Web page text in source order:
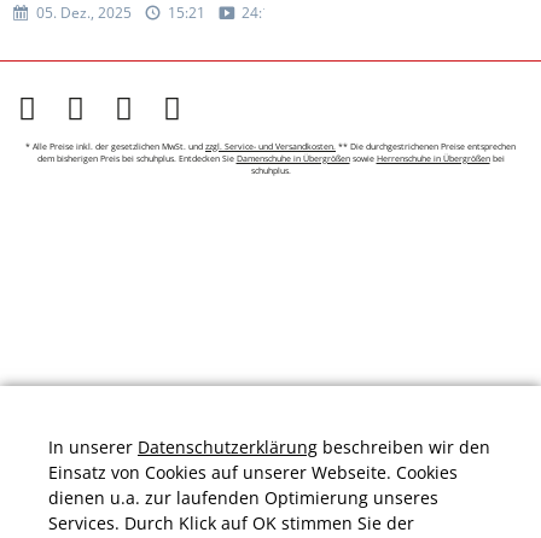
05. Dez., 2025 15:21 24:13
* Alle Preise inkl. der gesetzlichen MwSt. und zzgl. Service- und Versandkosten. ** Die durchgestrichenen Preise entsprechen
dem bisherigen Preis bei schuhplus. Entdecken Sie Damenschuhe in Übergrößensowie Herrenschuhe in Übergrößenbei
schuhplus.
In unserer Datenschutzerklärung beschreiben wir den
Einsatz von Cookies auf unserer Webseite. Cookies
dienen u.a. zur laufenden Optimierung unseres
Services. Durch Klick auf OK stimmen Sie der